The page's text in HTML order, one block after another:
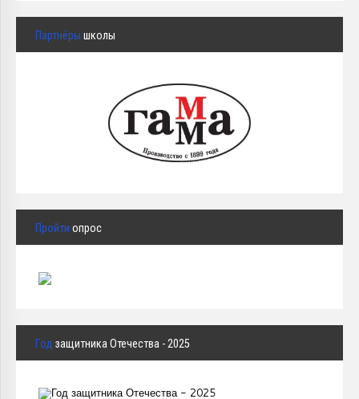
Партнёры школы
Пройти опрос
Год защитника Отечества - 2025